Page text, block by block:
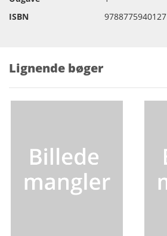
ISBN
9788775940127
Lignende bøger